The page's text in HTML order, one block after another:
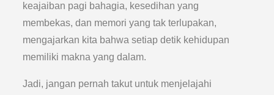
keajaiban pagi bahagia, kesedihan yang
membekas, dan memori yang tak terlupakan,
mengajarkan kita bahwa setiap detik kehidupan
memiliki makna yang dalam.
Jadi, jangan pernah takut untuk menjelajahi